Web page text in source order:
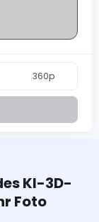
360p
KI-3D-
Foto